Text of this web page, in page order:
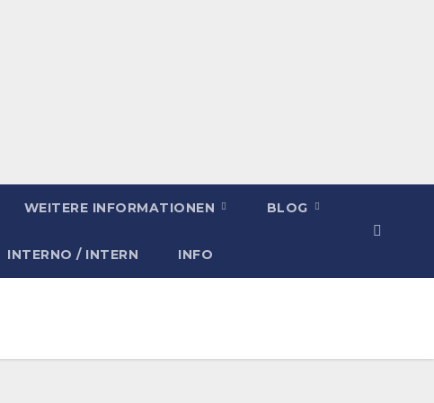
WEITERE INFORMATIONEN BLOG
INTERNO / INTERN INFO